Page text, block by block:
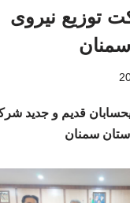
توزیع نیروی
قدیم و جدید
سمنان